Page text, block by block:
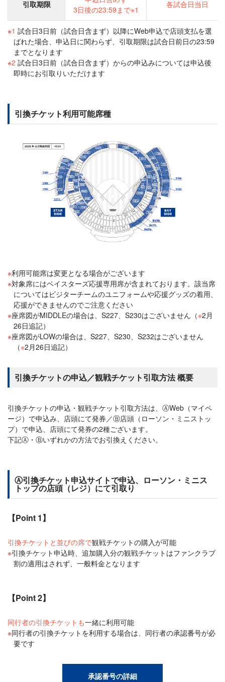
引取期限
3日後の23:59まで※1
各試合日当日
1 試合日3日前（試合日含まず）以降にWeb申込で店頭支払を選
ばれた場合、申込日に関わらず、引取期限は試合日前日の23:59
までとなります
2 試合日3日前（試合日含まず）からの申込みについては申込後
即時にお引取りいただけます
引換チケット利用可能席種
利用可能席は変更となる場合がございます
対象席にはベイスターズ応援専用席が含まれております。該当席
についてはビジターチームのユニフォームや応援グッズの着用、
応援ができませんのでご注意ください
座席図がMIDDLEの場合は、S227、S230はございません（※2月
26日追記）
座席図がLOWの場合は、S227、S230、S232はございません
（※2月26日追記）
引換チケットの申込／観戦チケット引取方法 概要
引換チケットの申込・観戦チケット引取方法は、ⒶWeb（マイペ
ージ）で申込み、店頭にて発券／Ⓑ店頭（ローソン・ミニストッ
プ）で申込、店頭にて発券の2種ございます。
下記Ⓐ・Ⓑいずれかの方法でお引換えください。
Ⓐ引換チケット申込サイトで申込、ローソン・ミニス
トップの店頭（レジ）にて引取り
【Point 1】
引換チケットと並びの席で観戦チケットの購入が可能
引換チケット申込時、追加購入分の観戦チケットはファンクラブ
割の適用はされず、一般料金となります
【Point 2】
同行者の引換チケットも一緒に利用可能
同行者の引換チケットを利用する場合は、同行者の承認番号が必
要です
承認番号の詳細